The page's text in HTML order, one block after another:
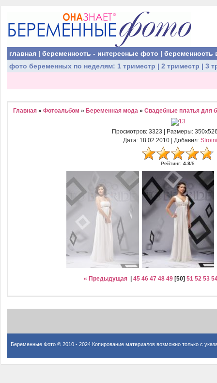
главная | беременность - интересные фото | беременность
фото беременных по неделям: 1 триместр | 2 триместр | 3
Главная » Фотоальбом » Беременная мода » Свадебные платья для
Просмотров: 3323 | Размеры:
Дата: 18.02.2010 | Добавил:
Рейтинг: 4.8/8
« Предыдущая 45 46 47 48 49 [50] 51 52 53
Беременные Фото © 2010 - 2024 Копирование материалов возможно только с